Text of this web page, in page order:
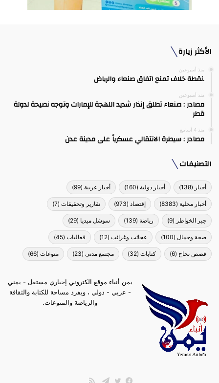
الأكثر زيارة
منذ أسبوعين
.نقطة خلاف تمنع اتفاق صنعاء والرياض
منذ أسبوعين
مصادر : صنعاء تطلق إنذار شديد اللهجة للإمارات وتوجه نصيحة لدولة
قطر
منذ 4 أسابيع
مصادر : سيطرة الانتقالي عسكرياً على مدينة عدن
التصنيفات
أخبار (138) أخبار دولية (160) أخبار عربية (99)
أخبار محلية (8383) إقتصاد (973) تقارير وتحقيقات (7)
جبر الخواطر (9) رياضة (139) سوشل ميديا (29)
صحة وجمال (100) عجائب وغرائب (12) فعاليات (45)
قصص نجاح (6) كتابات (32) مجتمع مدني (23) منوعات (66)
يمن أنباء موقع الكتروني إخباري مستقل - يمني
- عربي - دولي ، ويفرد مساحة للكتابة والثقافة
والرياضة والمنوعات.